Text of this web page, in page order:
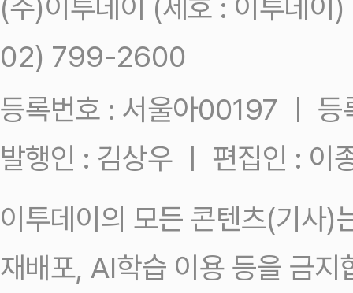
(주)이투데이 (제호 : 이투데
02) 799-2600
등록번호 : 서울아00197 ㅣ
발행인 : 김상우 ㅣ 편집인 : 이
이투데이의 모든 콘텐츠(기사)
재배포, AI학습 이용 등을 금지